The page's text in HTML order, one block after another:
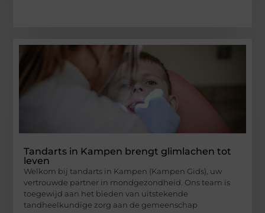
Tandarts in Kampen brengt glimlachen tot
leven
Welkom bij tandarts in Kampen (Kampen Gids), uw
vertrouwde partner in mondgezondheid. Ons team is
toegewijd aan het bieden van uitstekende
tandheelkundige zorg aan de gemeenschap